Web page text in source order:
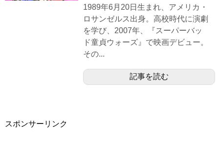
1989年6月20日生まれ、アメリカ・
ロサンゼルス出身。高校時代に演劇
を学び、2007年、『スーパーバッ
ド童貞ウォーズ』で映画デビュー。
その...
記事を読む
スポンサーリンク